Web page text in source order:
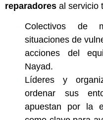
reparadores al servicio
Colectivos de
situaciones de
acciones del
Nayad.
Líderes y
ordenar sus
apuestan por la